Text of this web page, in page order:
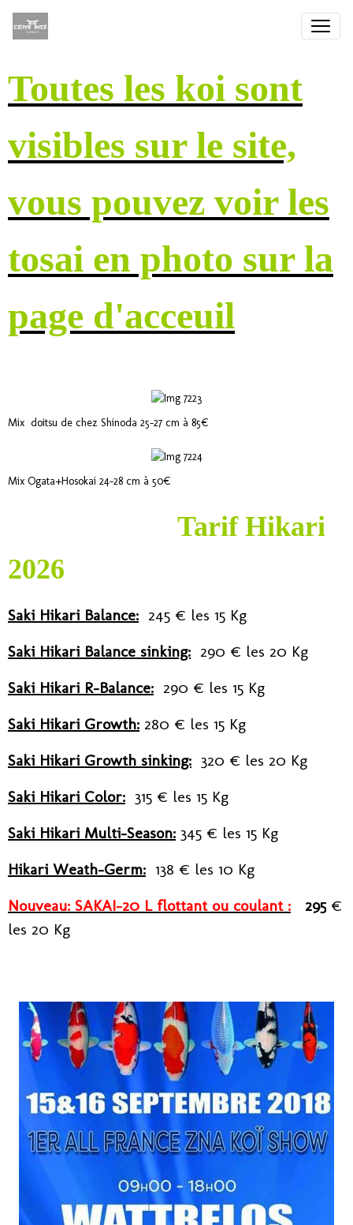
Toutes les koi sont
visibles sur le site,
vous pouvez voir les
tosai en photo sur la
page d'acceuil
Mix doitsu de chez Shinoda 25-27 cm à 85€
Mix Ogata+Hosokai 24-28 cm à 50€
Tarif Hikari
2026
Saki Hikari Balance: 245 € les 15 Kg
Saki Hikari Balance sinking: 290 € les 20 Kg
Saki Hikari R-Balance: 290 € les 15 Kg
Saki Hikari Growth: 280 € les 15 Kg
Saki Hikari Growth sinking: 320 € les 20 Kg
Saki Hikari Color: 315 € les 15 Kg
Saki Hikari Multi-Season: 345 € les 15 Kg
Hikari Weath-Germ: 138 € les 10 Kg
Nouveau: SAKAI-20 L flottant ou coulant :
295 €
les 20 Kg